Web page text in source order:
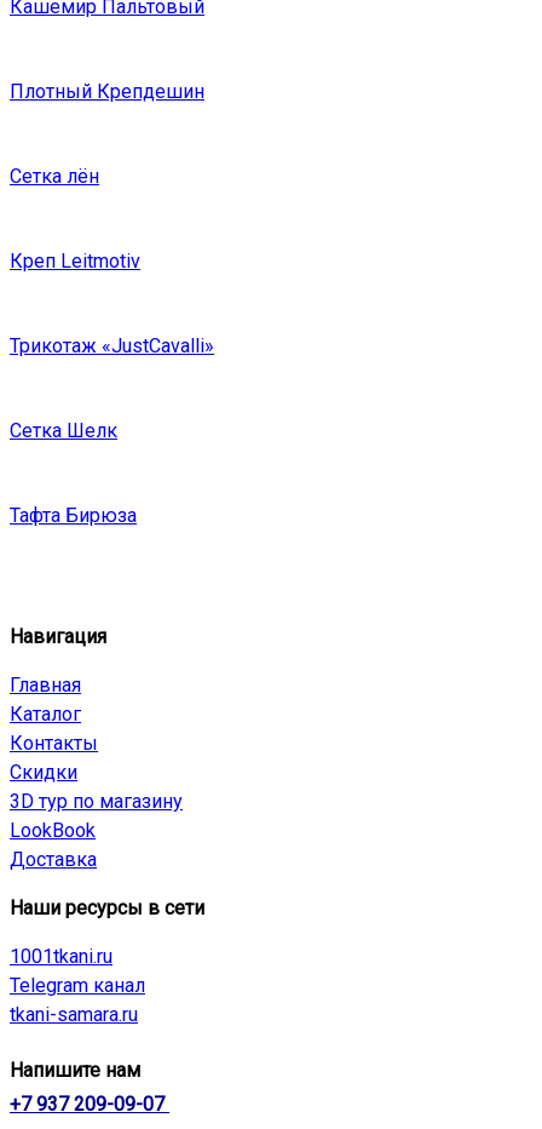
Кашемир Пальтовый
Плотный Крепдешин
Сетка лён
Креп Leitmotiv
Трикотаж «JustCavalli»
Сетка Шелк
Тафта Бирюза
Навигация
Главная
Каталог
Контакты
Скидки
3D тур по магазину
LookBook
Доставка
Наши ресурсы в сети
1001tkani.ru
Telegram канал
tkani-samara.ru
Напишите нам
+7 937 209-09-07